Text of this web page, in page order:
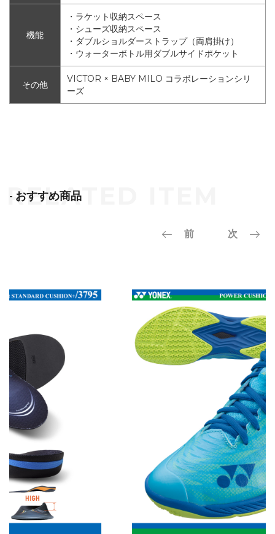
機能
・ラケット収納スペース
・シューズ収納スペース
・ダブルショルダーストラップ（両肩掛け）
・ウォーターボトル用ダブルサイドポケット
その他
VICTOR × BABY MILO コラボレーションシリ
ーズ
- おすすめ商品
前 次